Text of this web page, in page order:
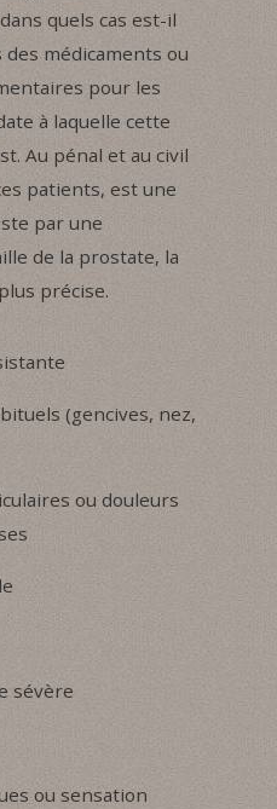
quels cas est-il
médicaments ou
pour les
à laquelle cette
Au pénal et au civil
patients, est une
par une
de la prostate, la
précise.
(gencives, nez,
ou douleurs
sévère
ou sensation